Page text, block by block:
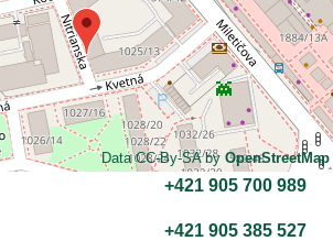
Data CC-By-SA by OpenStreetMap
+421 905 700 989
+421 905 385 527